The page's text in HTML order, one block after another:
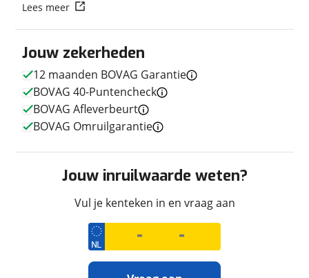
Techniek
Vermogen
Uiterlijk
Zwart blauw
Verbruik en milieu
0,0 gram per kilometer
Jouw zekerheden
12 maanden BOVAG Garantie
BOVAG 40-Puntencheck
BOVAG Afleverbeurt
BOVAG Omruilgarantie
Jouw inruilwaarde weten?
Vul je kenteken in en vraag aan
Lees meer